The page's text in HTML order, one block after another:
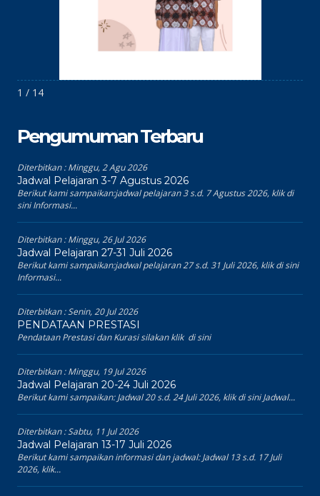
1 / 14
Pengumuman Terbaru
Diterbitkan :Minggu, 2 Agu 2026
Jadwal Pelajaran 3-7 Agustus 2026
Berikut kami sampaikan:jadwal pelajaran 3 s.d. 7 Agustus 2026, klik di
sini Informasi...
Diterbitkan :Minggu, 26 Jul 2026
Jadwal Pelajaran 27-31 Juli 2026
Berikut kami sampaikan:jadwal pelajaran 27 s.d. 31 Juli 2026, klik di sini
Informasi...
Diterbitkan :Senin, 20 Jul 2026
PENDATAAN PRESTASI
Pendataan Prestasi dan Kurasi silakan klik di sini
Diterbitkan :Minggu, 19 Jul 2026
Jadwal Pelajaran 20-24 Juli 2026
Berikut kami sampaikan: Jadwal 20 s.d. 24 Juli 2026, klik di sini Jadwal...
Diterbitkan :Sabtu, 11 Jul 2026
Jadwal Pelajaran 13-17 Juli 2026
Berikut kami sampaikan informasi dan jadwal: Jadwal 13 s.d. 17 Juli
2026, klik...